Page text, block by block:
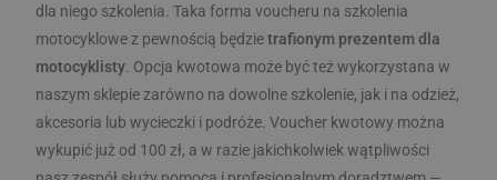
dla niego szkolenia. Taka forma voucheru na szkolenia
motocyklowe z pewnością będzietrafionym prezentem dla
motocyklisty. Opcja kwotowa może być też wykorzystana w
naszym sklepie zarówno na dowolne szkolenie, jak i na odzież,
akcesoria lub wycieczki i podróże. Voucher kwotowy można
wykupić już od 100 zł, a w razie jakichkolwiek wątpliwości